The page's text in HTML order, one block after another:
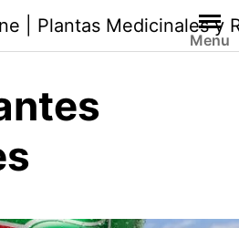
| Plantas Medicinales y
Menu